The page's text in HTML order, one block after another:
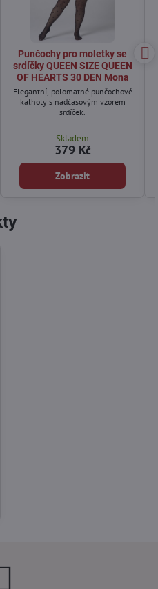
Punčochy pro moletky se
srdíčky QUEEN SIZE QUEEN
OF HEARTS 30 DEN Mona
Elegantní, polomatné punčochové
kalhoty s nadčasovým vzorem
srdíček.
Skladem
379 Kč
Zobrazit